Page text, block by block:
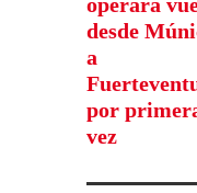
desde
a
por
vez